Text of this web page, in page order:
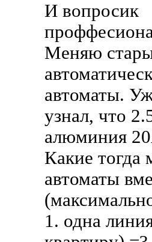
И вопросик
Меняю
автоматы.
узнал, что
алюминия
Какие тогда
автоматы
1. одна